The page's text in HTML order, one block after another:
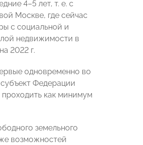
4–5 лет, т. е. с
Москве, где сейчас
с социальной и
недвижимости в
2022 г.
одновременно во
Федерации
как минимум
земельного
возможностей